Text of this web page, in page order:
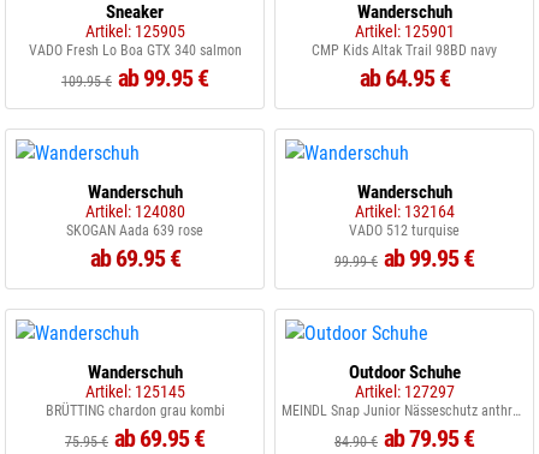
Sneaker
Artikel: 125905
VADO Fresh Lo Boa GTX 340 salmon
109.95 € ab 99.95 €
Wanderschuh
Artikel: 125901
CMP Kids Altak Trail 98BD navy
ab 64.95 €
Wanderschuh
Artikel: 124080
SKOGAN Aada 639 rose
ab 69.95 €
Wanderschuh
Artikel: 132164
VADO 512 turquise
99.99 € ab 99.95 €
Wanderschuh
Artikel: 125145
BRÜTTING chardon grau kombi
75.95 € ab 69.95 €
Outdoor Schuhe
Artikel: 127297
MEINDL Snap Junior Nässeschutz anthrazit/pistazie
84.90 € ab 79.95 €